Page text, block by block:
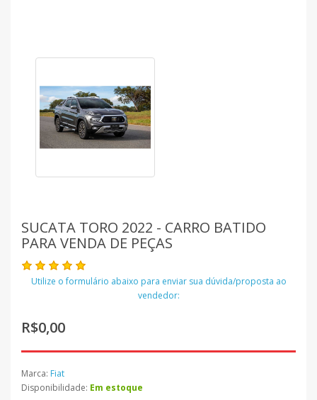
SUCATA TORO 2022 - CARRO BATIDO
PARA VENDA DE PEÇAS
Utilize o formulário abaixo para enviar sua dúvida/proposta ao
vendedor:
R$0,00
Marca: Fiat
Disponibilidade: Em estoque